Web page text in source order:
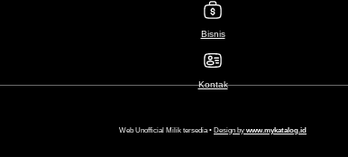
Bisnis
Kontak
Web Unofficial Milik tersedia • Design by www.mykatalog.id